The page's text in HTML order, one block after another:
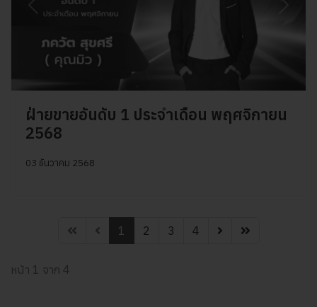
Previous
ฝ่ายขายอันดับ 1 ประจำเดือน พฤศจิกายน
2568
03 ธันวาคม 2568
1 2 3 4
หน้า 1 จาก 4